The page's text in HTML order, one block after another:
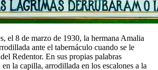
el 8 de marzo de 1930, la hermana Amalia
ante el tabernáculo cuando se le
Redentor. En sus propias palabras
en la capilla, arrodillada en los escalones a la